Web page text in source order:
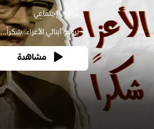
إجتماعي
برومو أبنائي الأعزاء..شكراً...
مشاهدة